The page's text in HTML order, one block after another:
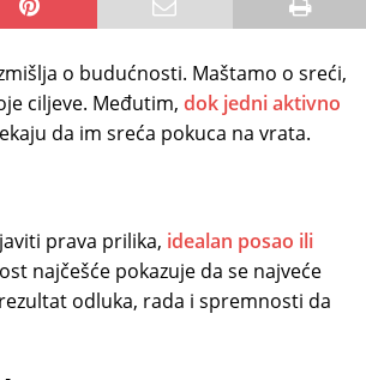
o budućnosti. Maštamo o sreći,
ciljeve. Međutim, dok jedni aktivno
da im sreća pokuca na vrata.
prava prilika, idealan posao ili
najčešće pokazuje da se najveće
odluka, rada i spremnosti da